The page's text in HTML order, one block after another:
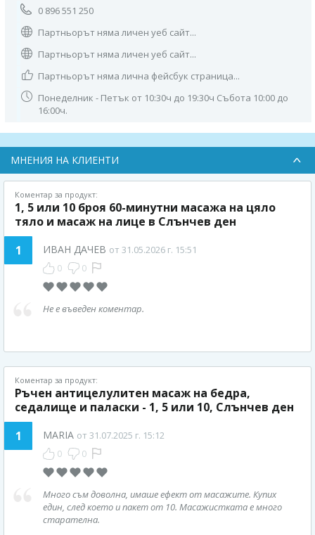
0 896 551 250
Партньорът няма личен уеб сайт...
Партньорът няма личен уеб сайт...
Партньорът няма лична фейсбук страница...
Понеделник - Петък от 10:30ч до 19:30ч Събота 10:00 до
16:00ч.
МНЕНИЯ НА КЛИЕНТИ
Коментар за продукт:
1, 5 или 10 броя 60-минутни масажа на цяло
тяло и масаж на лице в Слънчев ден
1
ИВАН ДАЧЕВ от 31.05.2026 г. 15:51
0 0
Не е въведен коментар.
Коментар за продукт:
Ръчен антицелулитен масаж на бедра,
седалище и паласки - 1, 5 или 10, Слънчев ден
1
MARIA от 31.07.2025 г. 15:12
0 0
Много съм доволна, имаше ефект от масажите. Купих
един, след което и пакет от 10. Масажистката е много
старателна.